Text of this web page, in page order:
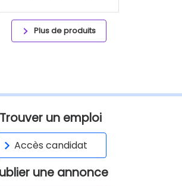
Plus de produits
Trouver un emploi
Accès candidat
une annonce